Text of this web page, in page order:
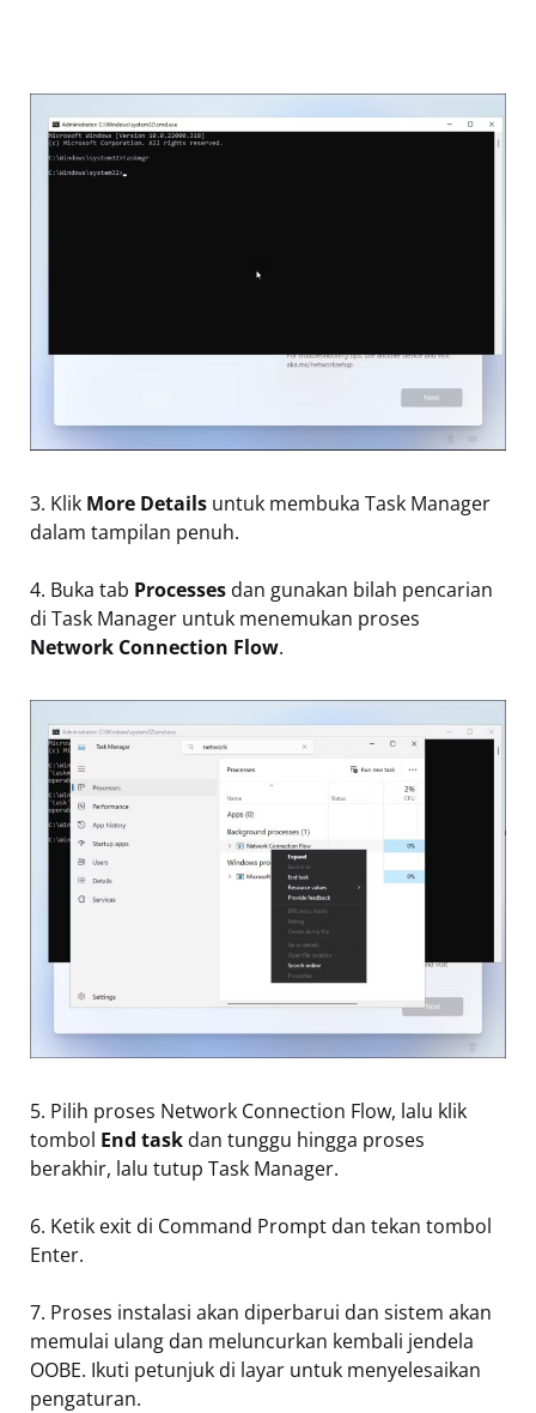
3. Klik More Details untuk membuka Task Manager
dalam tampilan penuh.
4. Buka tab Processes dan gunakan bilah pencarian
di Task Manager untuk menemukan proses
Network Connection Flow.
5. Pilih proses Network Connection Flow, lalu klik
tombol End task dan tunggu hingga proses
berakhir, lalu tutup Task Manager.
6. Ketik exit di Command Prompt dan tekan tombol
Enter.
7. Proses instalasi akan diperbarui dan sistem akan
memulai ulang dan meluncurkan kembali jendela
OOBE. Ikuti petunjuk di layar untuk menyelesaikan
pengaturan.